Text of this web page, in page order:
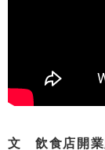
文 飲食店開業